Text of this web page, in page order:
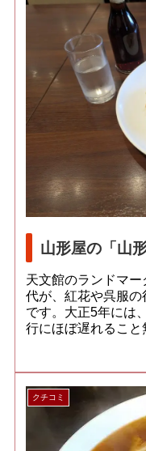
山形屋の「山
天文館のランドマ
代が、紅花や呉服
です。大正5年には
行にほぼ遅れるこ
クチコミ